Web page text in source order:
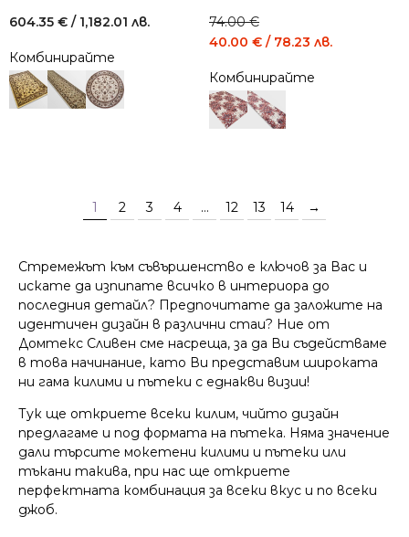
604.35 € / 1,182.01 лв.
Комбинирайте
74.00€
Original
was:
74.00 €
/
40.00 € / 78.23 лв.
Комбинирайте
1 2 3 4 … 12 13 14 →
Стремежът към съвършенство е ключов за Вас и
искате да изпипате всичко в интериора до
последния детайл? Предпочитате да заложите на
идентичен дизайн в различни стаи? Ние от
Домтекс Сливен сме насреща, за да Ви съдействаме
в това начинание, като Ви представим широката
ни гама килими и пътеки с еднакви визии!
Тук ще откриете всеки килим, чийто дизайн
предлагаме и под формата на пътека. Няма значение
дали търсите мокетени килими и пътеки или
тъкани такива, при нас ще откриете
перфектната комбинация за всеки вкус и по всеки
джоб.